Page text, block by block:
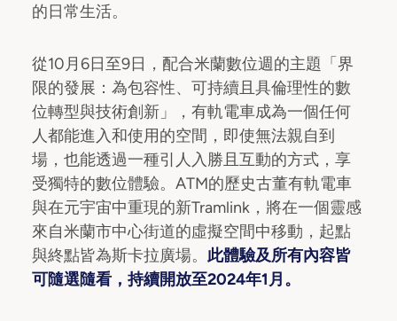
的日常生活。
從10月6日至9日，配合米蘭數位週的主題「界
限的發展：為包容性、可持續且具倫理性的數
位轉型與技術創新」，有軌電車成為一個任何
人都能進入和使用的空間，即使無法親自到
場，也能透過一種引人入勝且互動的方式，享
受獨特的數位體驗。ATM的歷史古董有軌電車
與在元宇宙中重現的新Tramlink，將在一個靈感
來自米蘭市中心街道的虛擬空間中移動，起點
與終點皆為斯卡拉廣場。 此體驗及所有內容皆
可隨選隨看，持續開放至2024年1月。